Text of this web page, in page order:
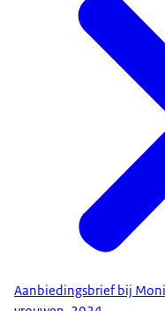
Aanbiedingsbrief bij